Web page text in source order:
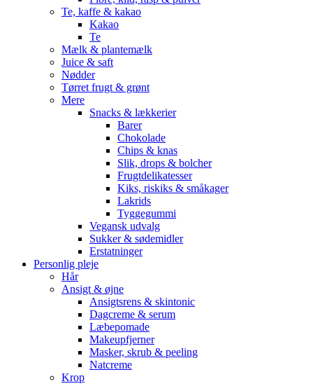
Te, kaffe & kakao
Kakao
Te
Mælk & plantemælk
Juice & saft
Nødder
Tørret frugt & grønt
Mere
Snacks & lækkerier
Barer
Chokolade
Chips & knas
Slik, drops & bolcher
Frugtdelikatesser
Kiks, riskiks & småkager
Lakrids
Tyggegummi
Vegansk udvalg
Sukker & sødemidler
Erstatninger
Personlig pleje
Hår
Ansigt & øjne
Ansigtsrens & skintonic
Dagcreme & serum
Læbepomade
Makeupfjerner
Masker, skrub & peeling
Natcreme
Krop